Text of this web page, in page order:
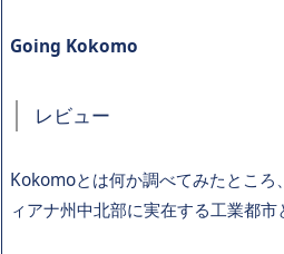
Going Kokomo
レビュー
Kokomoとは何か調べてみたところ
ィアナ州中北部に実在する工業都市